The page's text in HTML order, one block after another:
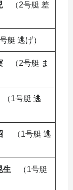
（2号艇 差
艇 逃げ）
（2号艇 ま
1号艇 逃
（1号艇 逃
（1号艇